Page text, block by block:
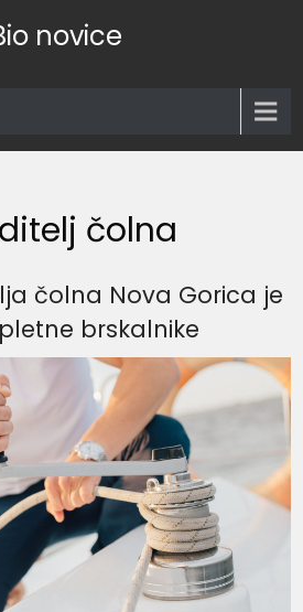
novice
čolna
čolna Nova Gorica je
brskalnike